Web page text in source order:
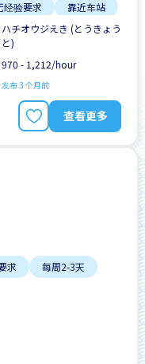
经验要求
靠近车站
ハチオウジえき (とうきょう
と)
970 - 1,212/hour
发布 3 个月前
查看更多
求
每周2-3天